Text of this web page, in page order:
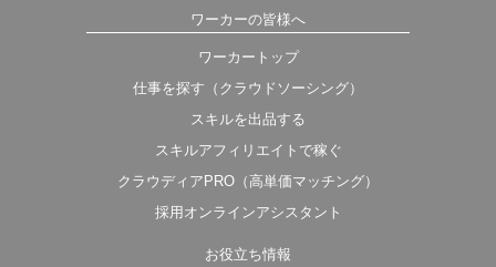
ワーカーの皆様へ
ワーカートップ
仕事を探す（クラウドソーシング）
スキルを出品する
スキルアフィリエイトで稼ぐ
クラウディアPRO（高単価マッチング）
採用オンラインアシスタント
お役立ち情報